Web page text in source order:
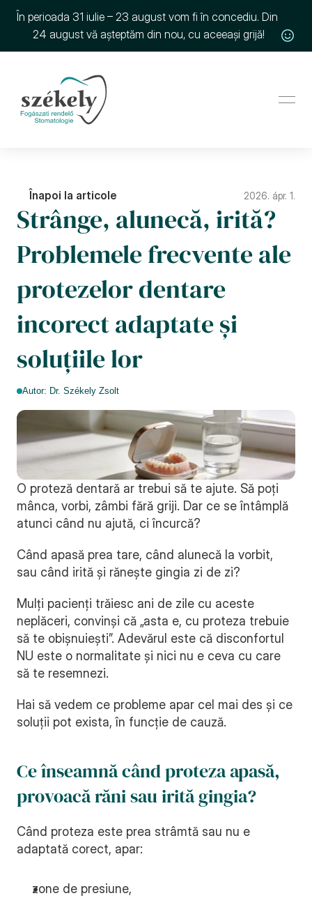
În perioada 31 iulie – 23 august vom fi în concediu. Din
24 august vă așteptăm din nou, cu aceeași grijă!
Înapoi la articole 2026. ápr. 1.
Strânge, alunecă, irită?
Problemele frecvente ale
protezelor dentare
incorect adaptate și
soluțiile lor
Autor: Dr. Székely Zsolt
O proteză dentară ar trebui să te ajute. Să poți
mânca, vorbi, zâmbi fără griji. Dar ce se întâmplă
atunci când nu ajută, ci încurcă?
Când apasă prea tare, când alunecă la vorbit,
sau când irită și rănește gingia zi de zi?
Mulți pacienți trăiesc ani de zile cu aceste
neplăceri, convinși că „asta e, cu proteza trebuie
să te obișnuiești”. Adevărul este că disconfortul
NU este o normalitate și nici nu e ceva cu care
să te resemnezi.
Hai să vedem ce probleme apar cel mai des și ce
soluții pot exista, în funcție de cauză.
Ce înseamnă când proteza apasă,
provoacă răni sau irită gingia?
Când proteza este prea strâmtă sau nu e
adaptată corect, apar:
zone de presiune,